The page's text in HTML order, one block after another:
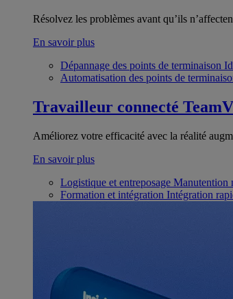
Résolvez les problèmes avant qu’ils
En savoir plus
Dépannage des points de terminaison
Automatisation des points de
Travailleur connecté
Améliorez votre efficacité avec la réalité
En savoir plus
Logistique et entreposage Manutention
Formation et intégration Intégration